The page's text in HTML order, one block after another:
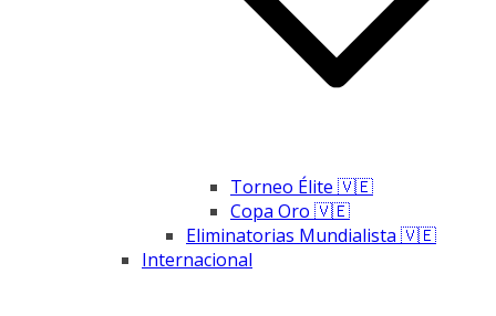
Torneo Élite 🇻🇪
Copa Oro 🇻🇪
Eliminatorias Mundialista 🇻🇪
Internacional